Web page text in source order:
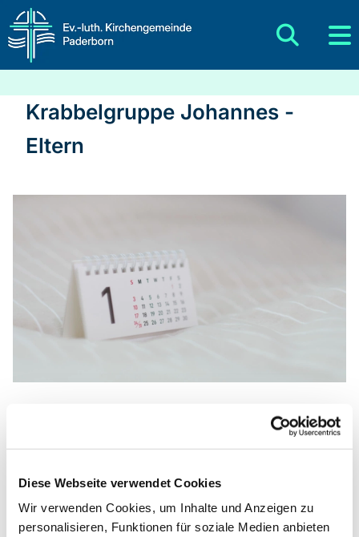
Diese Webseite verwendet Cookies
Wir verwenden Cookies, um Inhalte und Anzeigen zu
personalisieren, Funktionen für soziale Medien anbieten
Krabbelgruppe Johannes -
Eltern
09:30 - 11:00 Uhr
Johannes-Kirche, Dietrich-